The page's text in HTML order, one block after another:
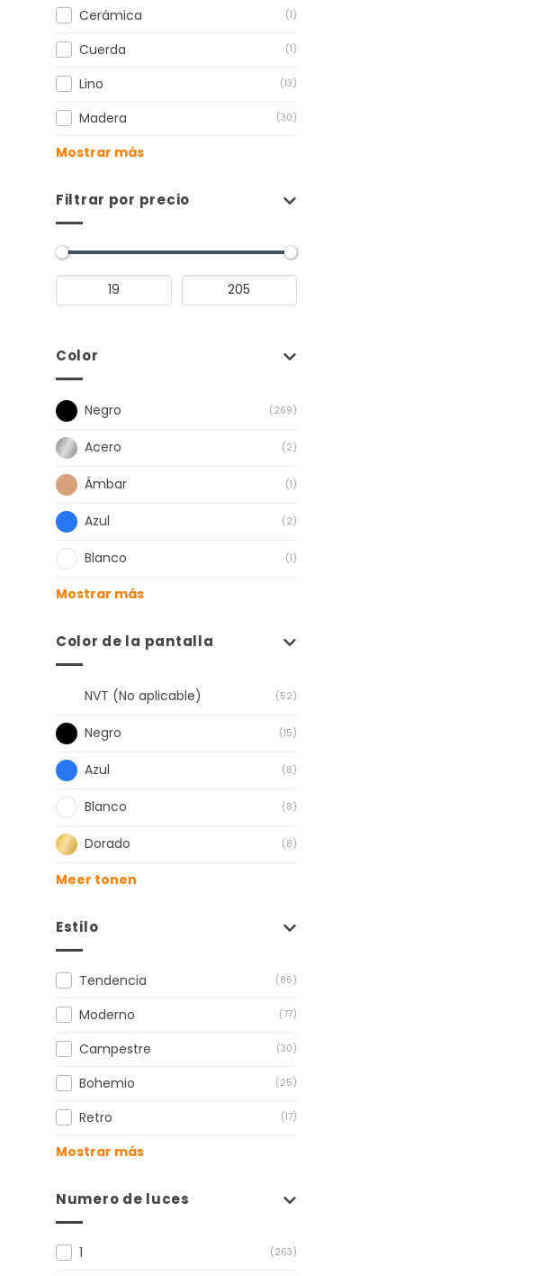
Cerámica (1)
Cuerda (1)
Lino (13)
Madera (30)
Mostrar más
Filtrar por precio
Color
Negro (269)
Acero (2)
Ámbar (1)
Azul (2)
Blanco (1)
Mostrar más
Color de la pantalla
NVT (No aplicable) (52)
Negro (15)
Azul (8)
Blanco (8)
Dorado (8)
Meer tonen
Estilo
Tendencia (86)
Moderno (77)
Campestre (30)
Bohemio (25)
Retro (17)
Mostrar más
Numero de luces
1 (263)